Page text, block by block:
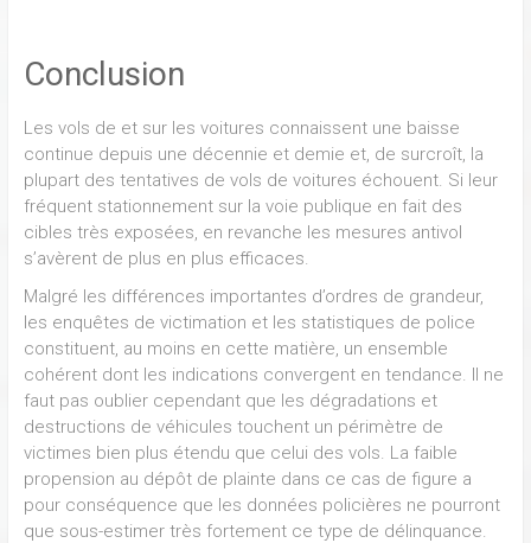
Conclusion
Les vols de et sur les voitures connaissent une baisse
continue depuis une décennie et demie et, de surcroît, la
plupart des tentatives de vols de voitures échouent. Si leur
fréquent stationnement sur la voie publique en fait des
cibles très exposées, en revanche les mesures antivol
s’avèrent de plus en plus efficaces.
Malgré les différences importantes d’ordres de grandeur,
les enquêtes de victimation et les statistiques de police
constituent, au moins en cette matière, un ensemble
cohérent dont les indications convergent en tendance. Il ne
faut pas oublier cependant que les dégradations et
destructions de véhicules touchent un périmètre de
victimes bien plus étendu que celui des vols. La faible
propension au dépôt de plainte dans ce cas de figure a
pour conséquence que les données policières ne pourront
que sous-estimer très fortement ce type de délinquance.